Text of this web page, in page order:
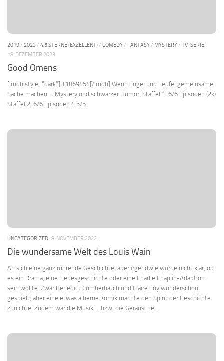
2019/ 2023/ 4.5 STERNE (EXZELLENT)/ COMEDY/ FANTASY/ MYSTERY/ TV-SERIE
18. DEZEMBER 2023
Good Omens
[imdb style=“dark“]tt1869454[/imdb] Wenn Engel und Teufel gemeinsame
Sache machen … Mystery und schwarzer Humor. Staffel 1: 6/6 Episoden (2x)
Staffel 2: 6/6 Episoden 4.5/5
UNCATEGORIZED 8. NOVEMBER 2022
Die wundersame Welt des Louis Wain
An sich eine ganz rührende Geschichte, aber irgendwie wurde nicht klar, ob
es ein Drama, eine Liebesgeschichte oder eine Charlie Chaplin-Adaption
sein wollte. Zwar Benedict Cumberbatch und Claire Foy wunderschön
gespielt, aber eine etwas alberne Komik machte den Spirit der Geschichte
zunichte. Zudem war die Musik … bzw. die Geräusche...